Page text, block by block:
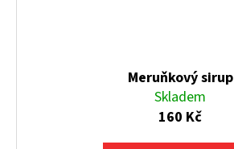
Meruňkový sirup
Skladem
160 Kč